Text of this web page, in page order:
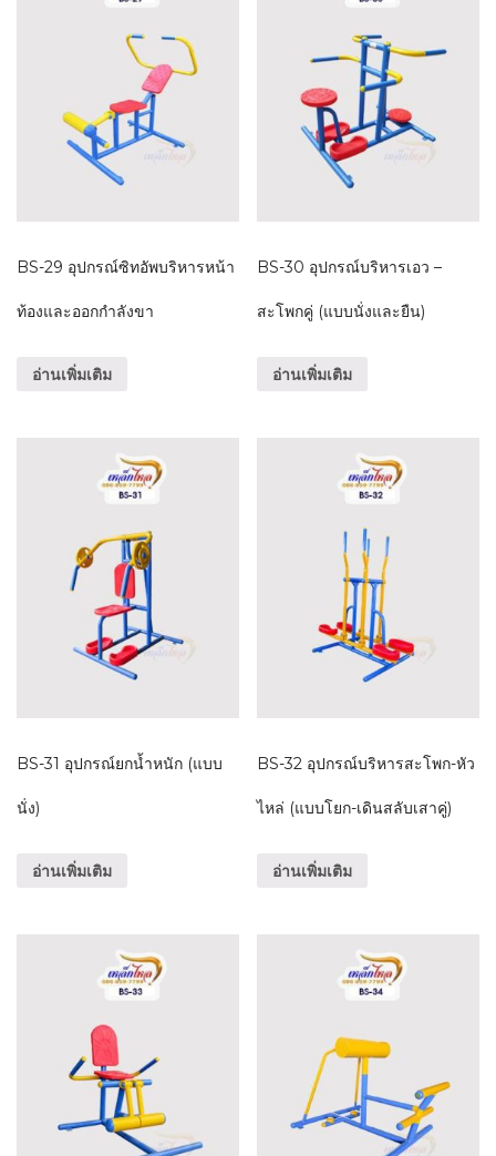
BS-29 อุปกรณ์ซิทอัพบริหารหน้า
ท้องและออกกำลังขา
อ่านเพิ่มเติม
BS-30 อุปกรณ์บริหารเอว –
สะโพกคู่ (แบบนั่งและยืน)
อ่านเพิ่มเติม
BS-31 อุปกรณ์ยกน้ำหนัก (แบบ
นั่ง)
อ่านเพิ่มเติม
BS-32 อุปกรณ์บริหารสะโพก-หัว
ไหล่ (แบบโยก-เดินสลับเสาคู่)
อ่านเพิ่มเติม